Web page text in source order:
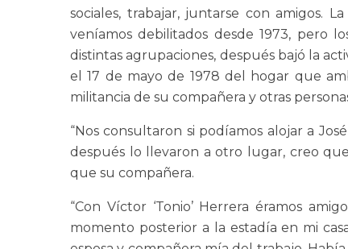
sociales, trabajar, juntarse con amigos.
veníamos debilitados desde 1973, pero
distintas agrupaciones, después bajó la
el 17 de mayo de 1978 del hogar que
militancia de su compañera y otras
“Nos consultaron si podíamos alojar a
después lo llevaron a otro lugar, creo
que su compañera.
“Con Víctor ‘Tonio’ Herrera éramos
momento posterior a la estadía en mi